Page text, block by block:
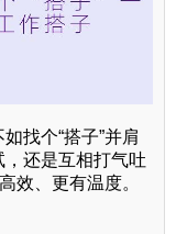
找个“搭子”并肩
还是互相打气吐
效、更有温度。